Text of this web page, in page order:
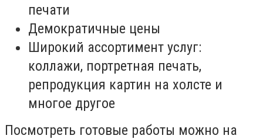
печати
Демократичные цены
Широкий ассортимент услуг:
коллажи, портретная печать,
репродукция картин на холсте и
многое другое
Посмотреть готовые работы можно на